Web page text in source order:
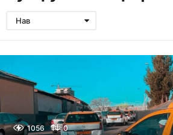
Нав
1056 0